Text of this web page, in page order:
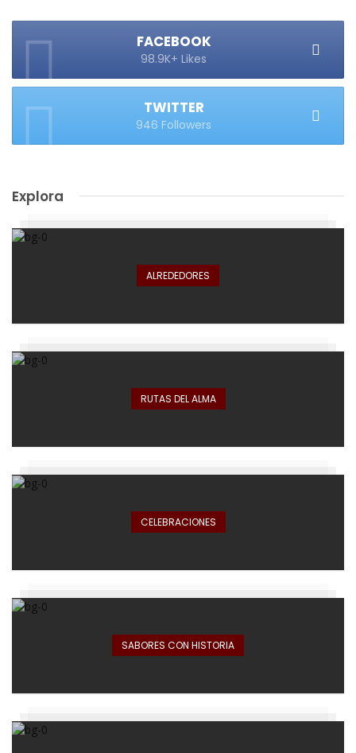
FACEBOOK
98.9K+ Likes
TWITTER
946 Followers
Explora
ALREDEDORES
RUTAS DEL ALMA
CELEBRACIONES
SABORES CON HISTORIA